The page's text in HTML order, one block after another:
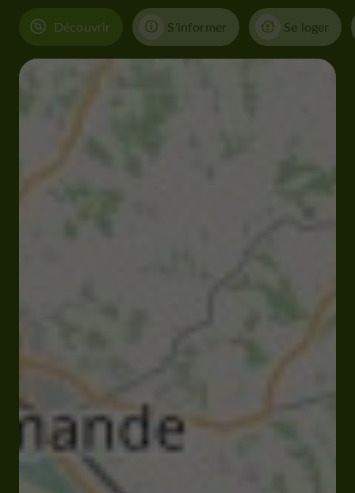
Découvrir S'informer Se loger